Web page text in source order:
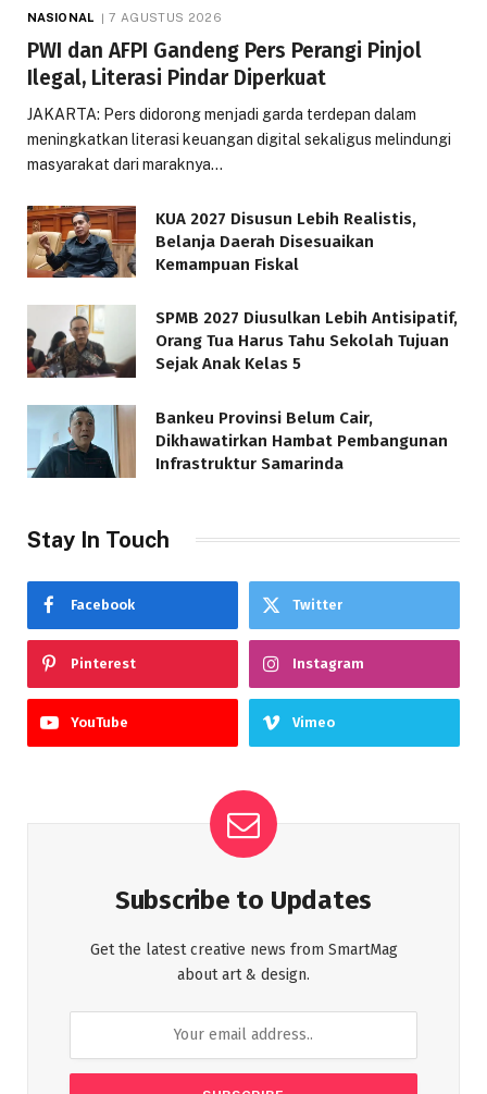
NASIONAL 7 AGUSTUS 2026
PWI dan AFPI Gandeng Pers Perangi Pinjol
Ilegal, Literasi Pindar Diperkuat
JAKARTA: Pers didorong menjadi garda terdepan dalam
meningkatkan literasi keuangan digital sekaligus melindungi
masyarakat dari maraknya…
KUA 2027 Disusun Lebih Realistis,
Belanja Daerah Disesuaikan
Kemampuan Fiskal
SPMB 2027 Diusulkan Lebih Antisipatif,
Orang Tua Harus Tahu Sekolah Tujuan
Sejak Anak Kelas 5
Bankeu Provinsi Belum Cair,
Dikhawatirkan Hambat Pembangunan
Infrastruktur Samarinda
Stay In Touch
Facebook Twitter
Pinterest Instagram
YouTube Vimeo
Subscribe to Updates
Get the latest creative news from SmartMag
about art & design.